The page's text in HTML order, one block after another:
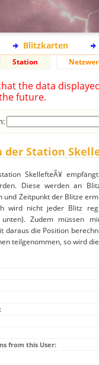
Blitzkarten
Station
the data
future.
Station
SkellefteÃ¥
Diese werden an
und Zeitpunkt der Blitze
wird nicht jeder Blitz
Zudem müssen
daraus die Position
teilgenommen, so wird
from this User: